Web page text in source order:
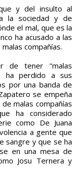
y del insulto al
la sociedad y de
el mal, que es la
ha acusado a las
compañías.
de tener "malas
ha perdido a sus
por una banda de
se empeña
malas compañías
ha considerado
como De Juana
a gente que
sangre y que se ha
en una mesa de
Josu Ternera y